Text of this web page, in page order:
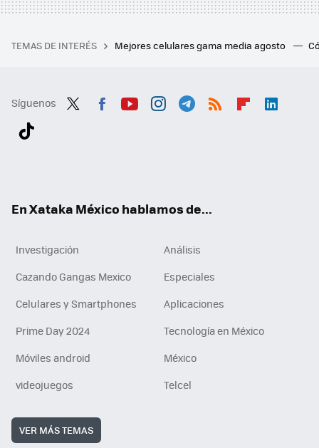
TEMAS DE INTERÉS Mejores celulares gama media agosto
Síguenos
En Xataka México hablamos de...
Investigación
Análisis
Cazando Gangas Mexico
Especiales
Celulares y Smartphones
Aplicaciones
Prime Day 2024
Tecnología en México
Móviles android
México
videojuegos
Telcel
VER MÁS TEMAS